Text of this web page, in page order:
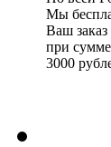
Мы
Ваш
при
3000